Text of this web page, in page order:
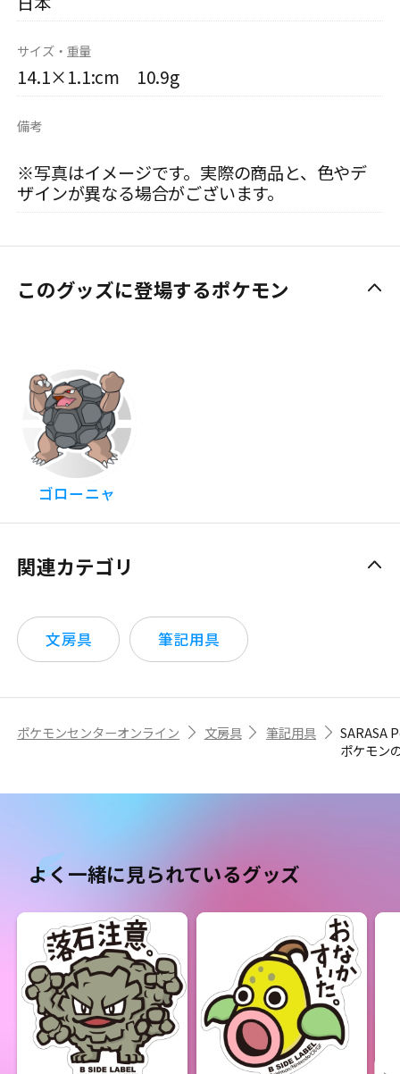
サイズ・重量
14.1×1.1:cm 10.9g
備考
※写真はイメージです。実際の商品と、色やデ
ザインが異なる場合がございます。
このグッズに登場するポケモン
ゴローニャ
関連カテゴリ
文房具 筆記用具
ポケモンセンターオンライン 文房具 筆記用具
SARASA
ポケモン
よく一緒に見られているグッズ